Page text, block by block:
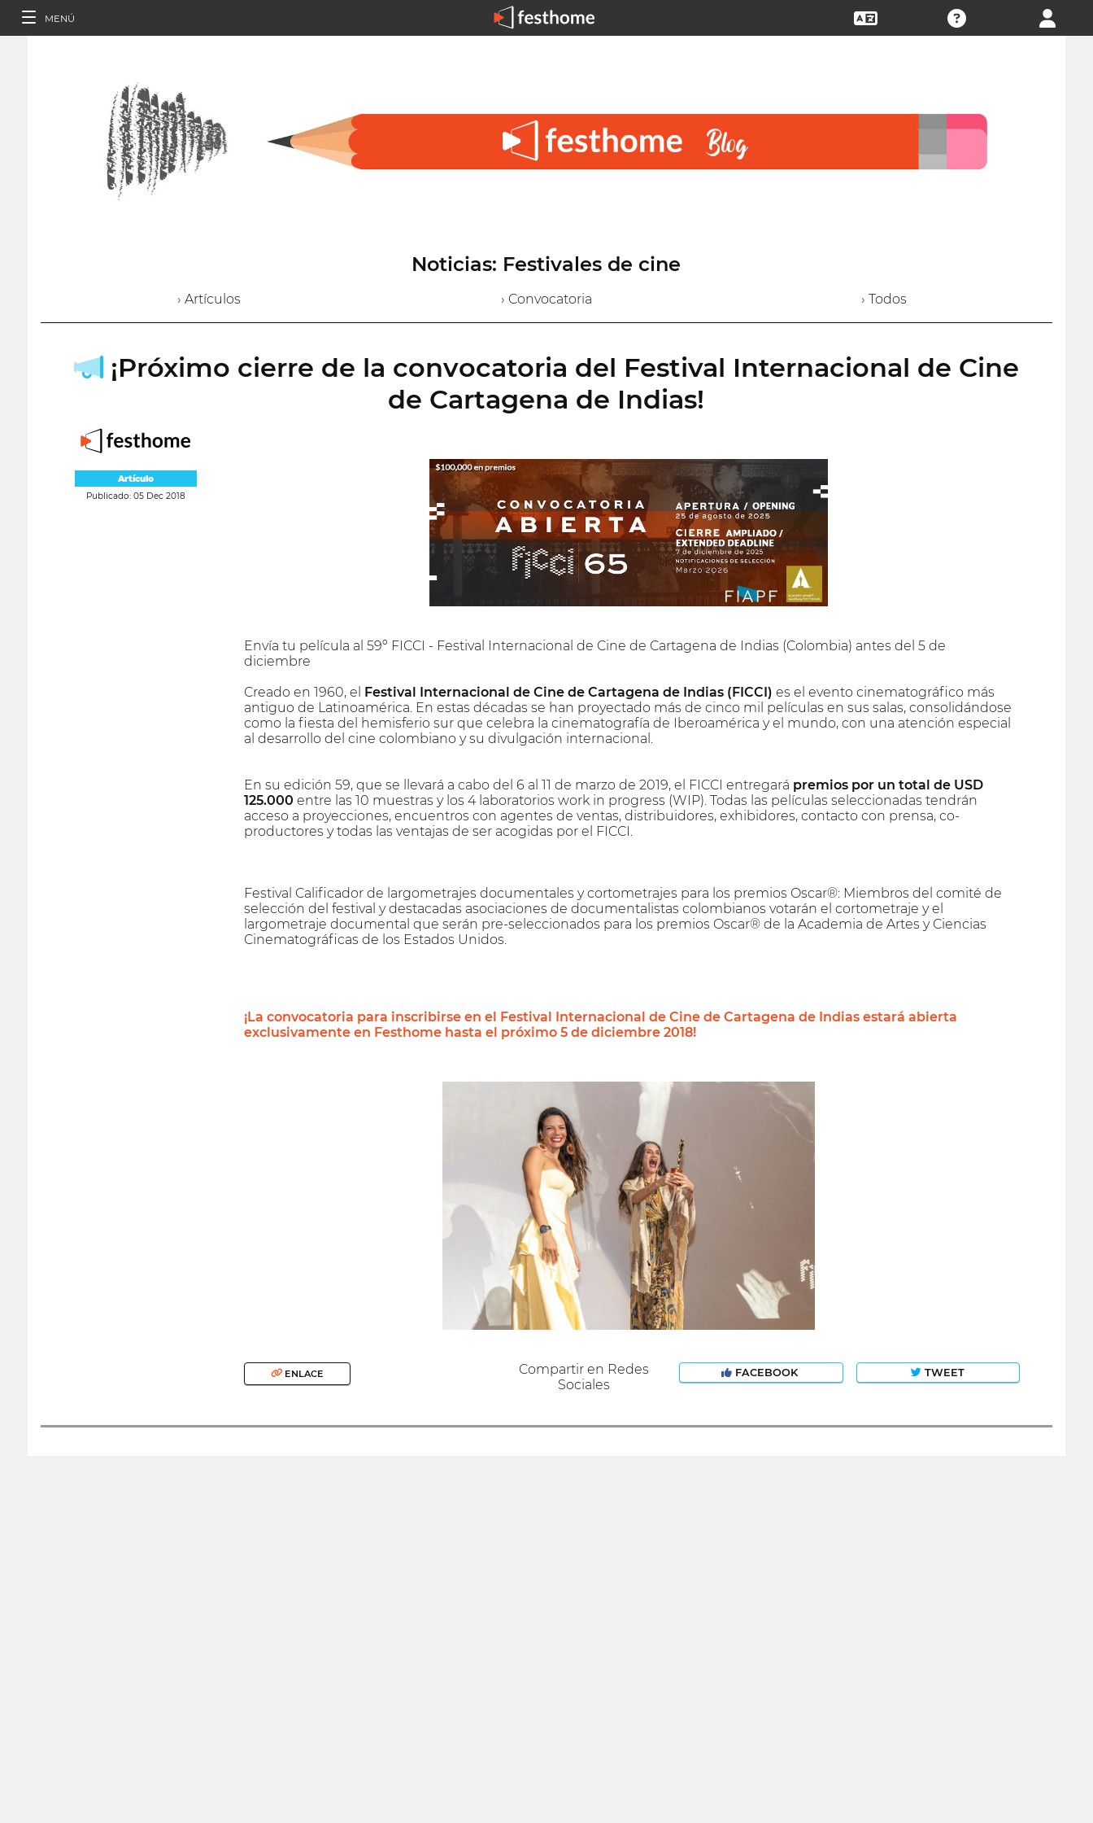
MENÚ
Noticias: Festivales de cine
› Artículos › Convocatoria › Todos
¡Próximo cierre de la convocatoria del Festival Internacional de Cine
de Cartagena de Indias!
Artículo
Publicado: 05 Dec 2018
Envía tu película al 59º FICCI - Festival Internacional de Cine de Cartagena de Indias (Colombia) antes del 5 de
diciembre
Creado en 1960, el Festival Internacional de Cine de Cartagena de Indias (FICCI) es el evento cinematográfico más
antiguo de Latinoamérica. En estas décadas se han proyectado más de cinco mil películas en sus salas, consolidándose
como la fiesta del hemisferio sur que celebra la cinematografía de Iberoamérica y el mundo, con una atención especial
al desarrollo del cine colombiano y su divulgación internacional.
En su edición 59, que se llevará a cabo del 6 al 11 de marzo de 2019, el FICCI entregará premios por un total de USD
125.000 entre las 10 muestras y los 4 laboratorios work in progress (WIP). Todas las películas seleccionadas tendrán
acceso a proyecciones, encuentros con agentes de ventas, distribuidores, exhibidores, contacto con prensa, co-
productores y todas las ventajas de ser acogidas por el FICCI.
Festival Calificador de largometrajes documentales y cortometrajes para los premios Oscar®: Miembros del comité de
selección del festival y destacadas asociaciones de documentalistas colombianos votarán el cortometraje y el
largometraje documental que serán pre-seleccionados para los premios Oscar® de la Academia de Artes y Ciencias
Cinematográficas de los Estados Unidos.
¡La convocatoria para inscribirse en el Festival Internacional de Cine de Cartagena de Indias estará abierta
exclusivamente en Festhome hasta el próximo 5 de diciembre 2018!
ENLACE
Compartir en Redes
Sociales
FACEBOOK TWEET